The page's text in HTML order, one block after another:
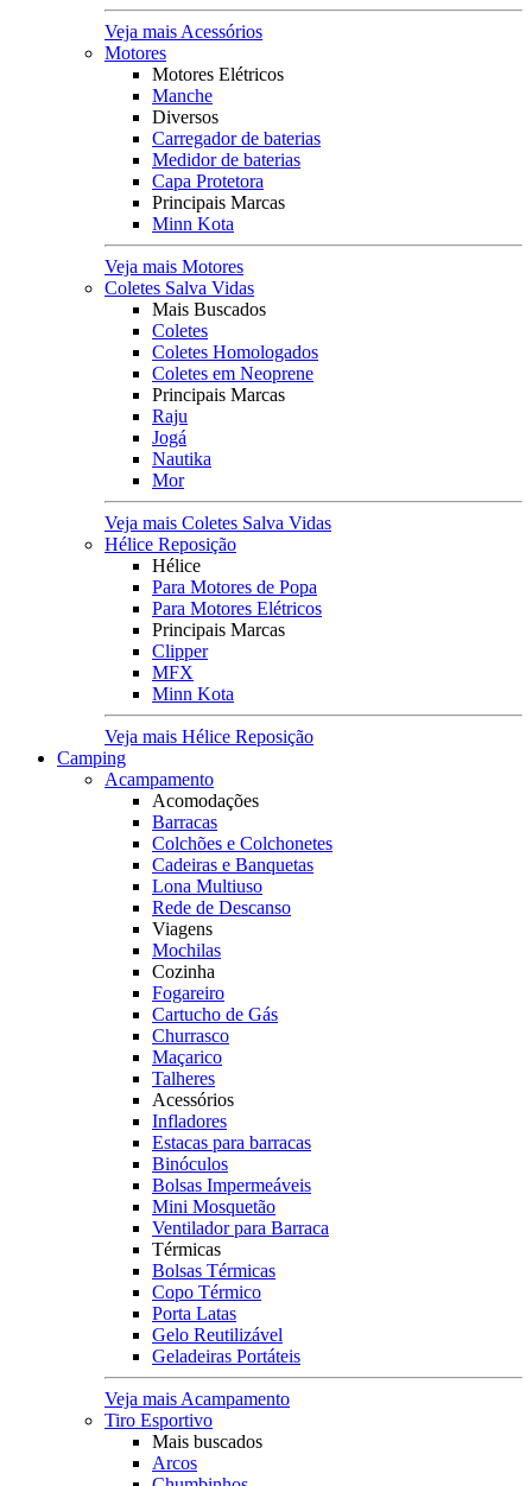
Veja mais Acessórios
Motores
Motores Elétricos
Manche
Diversos
Carregador de baterias
Medidor de baterias
Capa Protetora
Principais Marcas
Minn Kota
Veja mais Motores
Coletes Salva Vidas
Mais Buscados
Coletes
Coletes Homologados
Coletes em Neoprene
Principais Marcas
Raju
Jogá
Nautika
Mor
Veja mais Coletes Salva Vidas
Hélice Reposição
Hélice
Para Motores de Popa
Para Motores Elétricos
Principais Marcas
Clipper
MFX
Minn Kota
Veja mais Hélice Reposição
Camping
Acampamento
Acomodações
Barracas
Colchões e Colchonetes
Cadeiras e Banquetas
Lona Multiuso
Rede de Descanso
Viagens
Mochilas
Cozinha
Fogareiro
Cartucho de Gás
Churrasco
Maçarico
Talheres
Acessórios
Infladores
Estacas para barracas
Binóculos
Bolsas Impermeáveis
Mini Mosquetão
Ventilador para Barraca
Térmicas
Bolsas Térmicas
Copo Térmico
Porta Latas
Gelo Reutilizável
Geladeiras Portáteis
Veja mais Acampamento
Tiro Esportivo
Mais buscados
Arcos